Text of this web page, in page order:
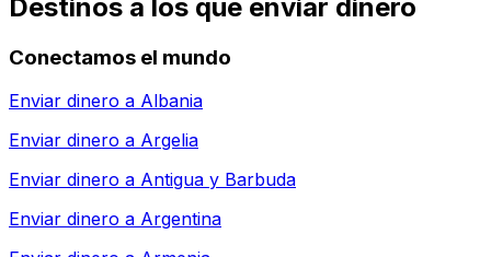
Destinos a los que enviar dinero
Conectamos el mundo
Enviar dinero a Albania
Enviar dinero a Argelia
Enviar dinero a Antigua y Barbuda
Enviar dinero a Argentina